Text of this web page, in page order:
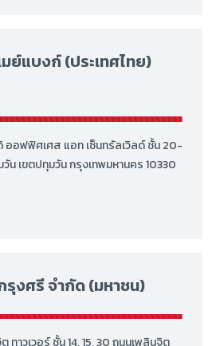
ย์แบงก์ (ประเทศไทย)
ออฟฟิศเศส แอท เซ็นทรัลเวิลด์ ชั้น 20-
วัน เขตปทุมวัน กรุงเทพมหานคร 10330
งศรี จำกัด (มหาชน)
าวเวอร์ ชั้น 14, 15, 30 ถนนเพลินจิต